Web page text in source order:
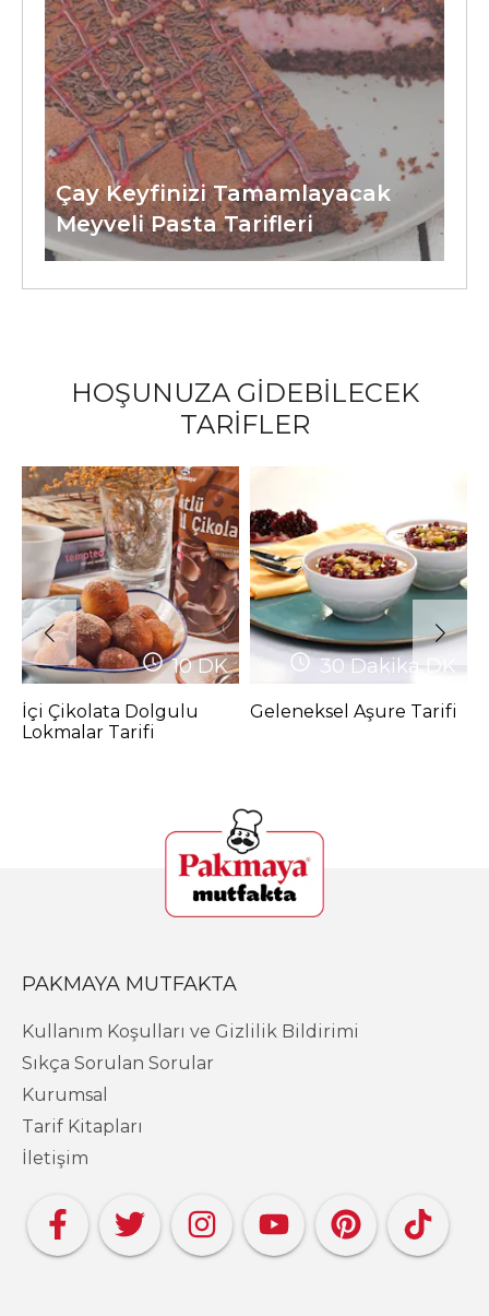
Çay Keyfinizi Tamamlayacak
Meyveli Pasta Tarifleri
HOŞUNUZA GİDEBİLECEK
TARİFLER
10DK
İçi Çikolata Dolgulu
Lokmalar Tarifi
30 DakikaDK
Geleneksel Aşure Tarifi
PAKMAYA MUTFAKTA
Kullanım Koşulları ve Gizlilik Bildirimi
Sıkça Sorulan Sorular
Kurumsal
Tarif Kitapları
İletişim